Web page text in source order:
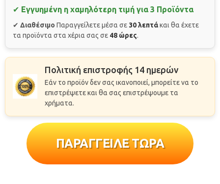
✔ Εγγυημένη η χαμηλότερη τιμή για 3 Προϊόντα
✔ Διαθέσιμο Παραγγείλετε μέσα σε 30 λεπτάκαι θα έχετε
τα προϊόντα στα χέρια σας σε 48 ώρες.
Πολιτική επιστροφής 14 ημερών
Εάν το προϊόν δεν σας ικανοποιεί, μπορείτε να το
επιστρέψετε και θα σας επιστρέψουμε τα
χρήματα.
ΠΑΡΑΓΓΕΙΛΕ ΤΩΡΑ